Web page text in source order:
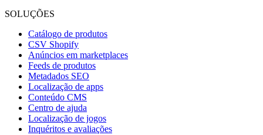
SOLUÇÕES
Catálogo de produtos
CSV Shopify
Anúncios em marketplaces
Feeds de produtos
Metadados SEO
Localização de apps
Conteúdo CMS
Centro de ajuda
Localização de jogos
Inquéritos e avaliações